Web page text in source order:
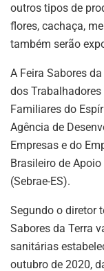
outros tipos de
flores, cachaça,
também serão
A Feira Sabores
dos
Familiares do
Agência de
Empresas e do
Brasileiro de
(Sebrae-ES).
Segundo o diretor
Sabores da Terra
sanitárias
outubro de 2020,